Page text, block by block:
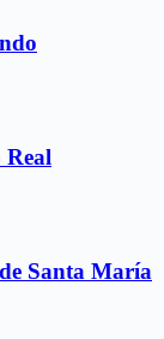
Real
Santa María